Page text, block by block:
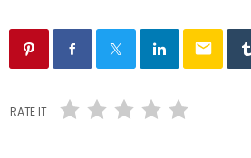
email
RATE IT